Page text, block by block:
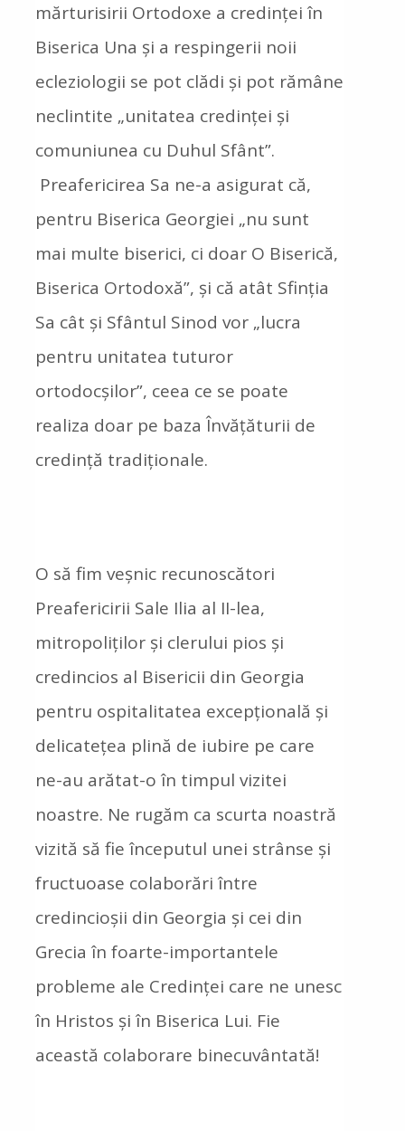
mărturisirii Ortodoxe a credinței în
Biserica Una și a respingerii noii
ecleziologii se pot clădi și pot rămâne
neclintite „unitatea credinței și
comuniunea cu Duhul Sfânt”.
Preafericirea Sa ne-a asigurat că,
pentru Biserica Georgiei „nu sunt
mai multe biserici, ci doar O Biserică,
Biserica Ortodoxă”, și că atât Sfinția
Sa cât și Sfântul Sinod vor „lucra
pentru unitatea tuturor
ortodocșilor”, ceea ce se poate
realiza doar pe baza Învățăturii de
credință tradiționale.
O să fim veșnic recunoscători
Preafericirii Sale Ilia al II-lea,
mitropoliților și clerului pios și
credincios al Bisericii din Georgia
pentru ospitalitatea excepțională și
delicatețea plină de iubire pe care
ne-au arătat-o în timpul vizitei
noastre. Ne rugăm ca scurta noastră
vizită să fie începutul unei strânse și
fructuoase colaborări între
credincioșii din Georgia și cei din
Grecia în foarte-importantele
probleme ale Credinței care ne unesc
în Hristos și în Biserica Lui. Fie
această colaborare binecuvântată!